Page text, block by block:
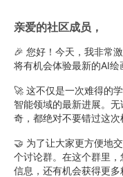
亲爱的社区成员，
🎉 您好！今天，我非常
将有机会体验最新的AI绘
🚀 这不仅是一次难得的
智能领域的最新进展。
奇，都绝对不要错过这次
🤝 为了让大家更方便地
个讨论群。在这个群里
信息，还有机会获得更多